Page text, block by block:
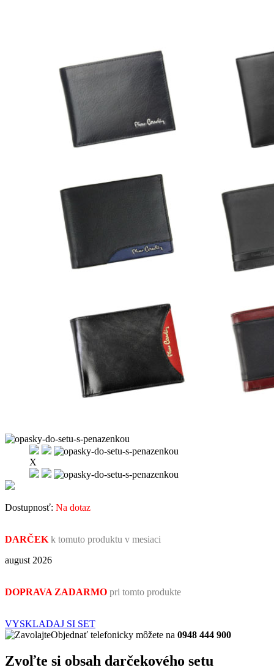
X
Dostupnosť: Na dotaz
DARČEK k tomuto produktu v mesiaci
august 2026
DOPRAVA ZADARMO pri tomto produkte
VYSKLADAJ SI SET
Objednať telefonicky môžete na 0948 444 900
Zvoľte si obsah darčekového setu